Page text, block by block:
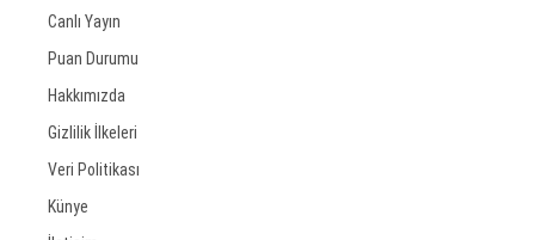
Canlı Yayın
Puan Durumu
Hakkımızda
Gizlilik İlkeleri
Veri Politikası
Künye